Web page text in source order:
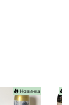
Новинка